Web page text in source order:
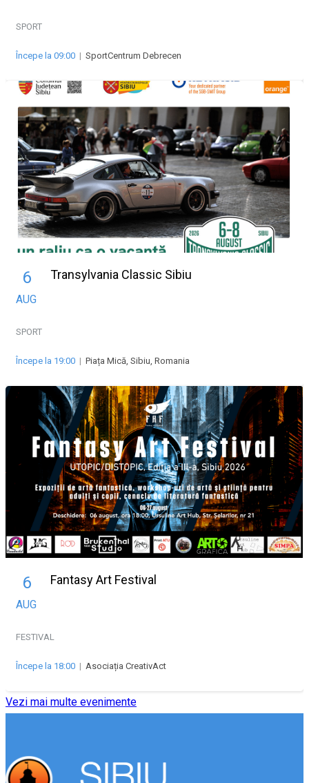
SPORT
Începe la 09:00 | SportCentrum Debrecen
6
AUG
Transylvania Classic Sibiu
SPORT
Începe la 19:00 | Piața Mică, Sibiu, Romania
6
AUG
Fantasy Art Festival
FESTIVAL
Începe la 18:00 | Asociația CreativAct
Vezi mai multe evenimente